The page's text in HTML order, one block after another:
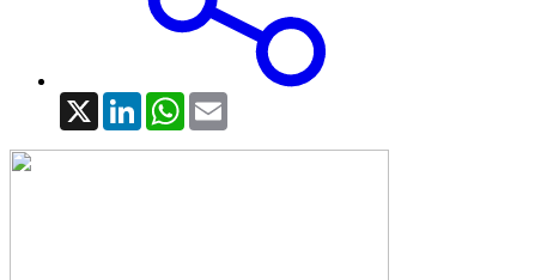
X LinkedInWhatsApp